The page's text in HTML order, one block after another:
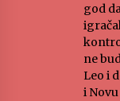
god
ne
Leo i
i